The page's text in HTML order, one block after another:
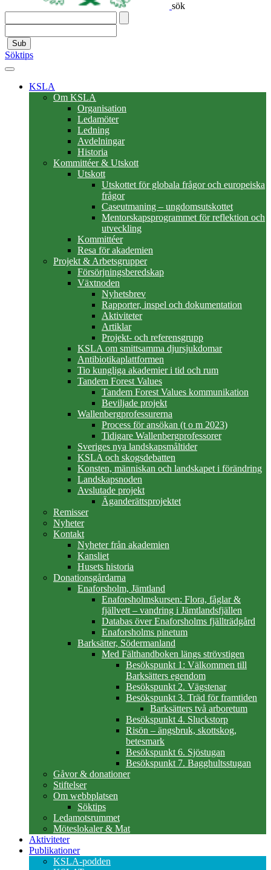
sök
Sub
Söktips
KSLA
Om KSLA
Organisation
Ledamöter
Ledning
Avdelningar
Historia
Kommittéer & Utskott
Utskott
Utskottet för globala frågor och europeiska
frågor
Caseutmaning – ungdomsutskottet
Mentorskapsprogrammet för reflektion och
utveckling
Kommittéer
Resa för akademien
Projekt & Arbetsgrupper
Försörjningsberedskap
Växtnoden
Nyhetsbrev
Rapporter, inspel och dokumentation
Aktiviteter
Artiklar
Projekt- och referensgrupp
KSLA om smittsamma djursjukdomar
Antibiotikaplattformen
Tio kungliga akademier i tid och rum
Tandem Forest Values
Tandem Forest Values kommunikation
Beviljade projekt
Wallenbergprofessurerna
Process för ansökan (t o m 2023)
Tidigare Wallenbergprofessorer
Sveriges nya landskapsmåltider
KSLA och skogsdebatten
Konsten, människan och landskapet i förändring
Landskapsnoden
Avslutade projekt
Äganderättsprojektet
Remisser
Nyheter
Kontakt
Nyheter från akademien
Kansliet
Husets historia
Donationsgårdarna
Enaforsholm, Jämtland
Enaforsholmskursen: Flora, fåglar &
fjällvett – vandring i Jämtlandsfjällen
Databas över Enaforsholms fjällträdgård
Enaforsholms pinetum
Barksätter, Södermanland
Med Fälthandboken längs strövstigen
Besökspunkt 1: Välkommen till
Barksätters egendom
Besökspunkt 2. Vägstenar
Besökspunkt 3. Träd för framtiden
Barksätters två arboretum
Besökspunkt 4. Sluckstorp
Risön – ängsbruk, skottskog,
betesmark
Besökspunkt 6. Sjöstugan
Besökspunkt 7. Bagghultsstugan
Gåvor & donationer
Stiftelser
Om webbplatsen
Söktips
Ledamotsrummet
Möteslokaler & Mat
Aktiviteter
Publikationer
KSLA-podden